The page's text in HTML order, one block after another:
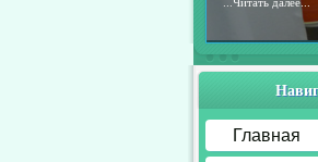
Главная